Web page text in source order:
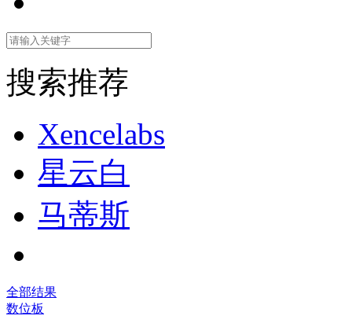
搜索推荐
Xencelabs
星云白
马蒂斯
全部结果
数位板